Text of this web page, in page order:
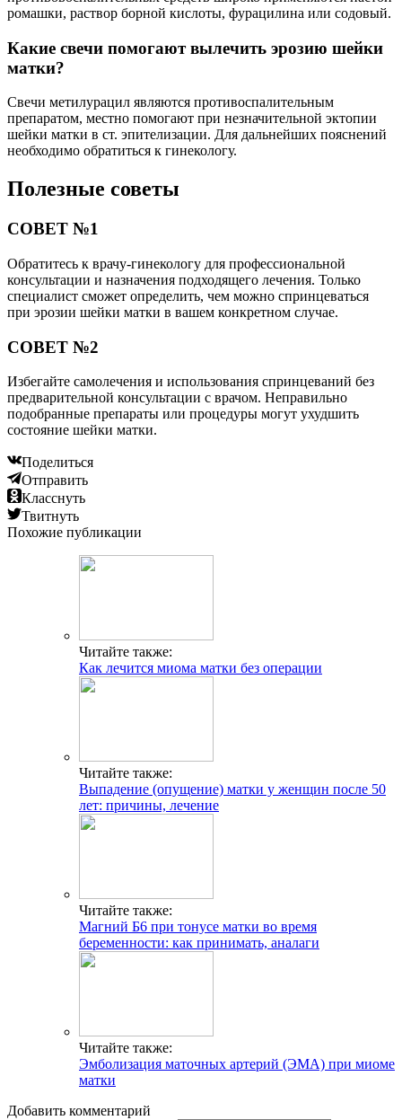
ромашки, раствор борной кислоты, фурацилина или содовый.
Какие свечи помогают вылечить эрозию шейки
матки?
Свечи метилурацил являются противоспалительным
препаратом, местно помогают при незначительной эктопии
шейки матки в ст. эпителизации. Для дальнейших пояснений
необходимо обратиться к гинекологу.
Полезные советы
СОВЕТ №1
Обратитесь к врачу-гинекологу для профессиональной
консультации и назначения подходящего лечения. Только
специалист сможет определить, чем можно спринцеваться
при эрозии шейки матки в вашем конкретном случае.
СОВЕТ №2
Избегайте самолечения и использования спринцеваний без
предварительной консультации с врачом. Неправильно
подобранные препараты или процедуры могут ухудшить
состояние шейки матки.
Поделиться
Отправить
Класснуть
Твитнуть
Похожие публикации
Читайте также:
Как лечится миома матки без операции
Читайте также:
Выпадение (опущение) матки у женщин после 50
лет: причины, лечение
Читайте также:
Магний Б6 при тонусе матки во время
беременности: как принимать, аналаги
Читайте также:
Эмболизация маточных артерий (ЭМА) при миоме
матки
Добавить комментарий